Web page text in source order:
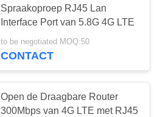
Spraakoproep RJ45 Lan
Interface Port van 5.8G 4G LTE
to be negotiated MOQ:50
CONTACT
Open de Draagbare Router
300Mbps van 4G LTE met RJ45